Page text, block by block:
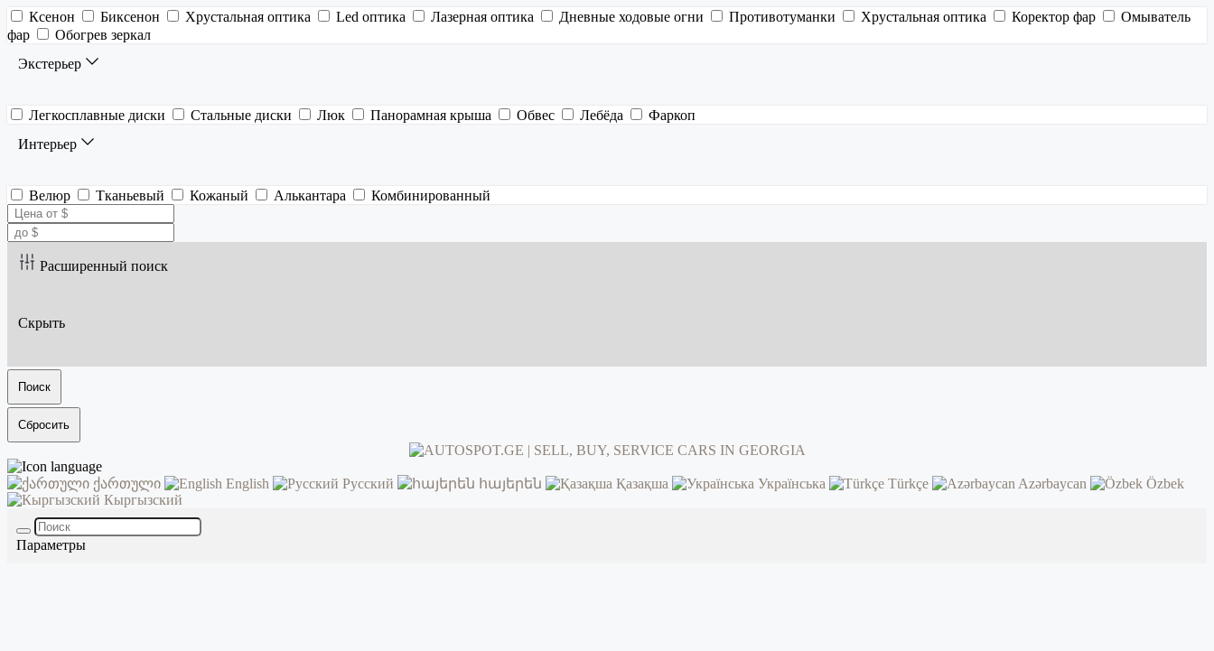
Ксенон Биксенон Хрустальная оптика Led оптика Лазерная оптика Дневные ходовые огни Противотуманки Хрустальная оптика Коректор фар
Омыватель
фар
Обогрев зеркал
Экстерьер
Легкосплавные диски Стальные диски Люк Панорамная крыша Обвес Лебёда
Фаркоп
Интерьер
Велюр Тканьевый Кожаный Алькантара Комбинированный
Расширенный поиск
Скрыть
Поиск
Сбросить
ქართული English Русский հայերեն Қазақша Українська Türkçe Azərbaycan
Özbek
Кыргызский
Параметры